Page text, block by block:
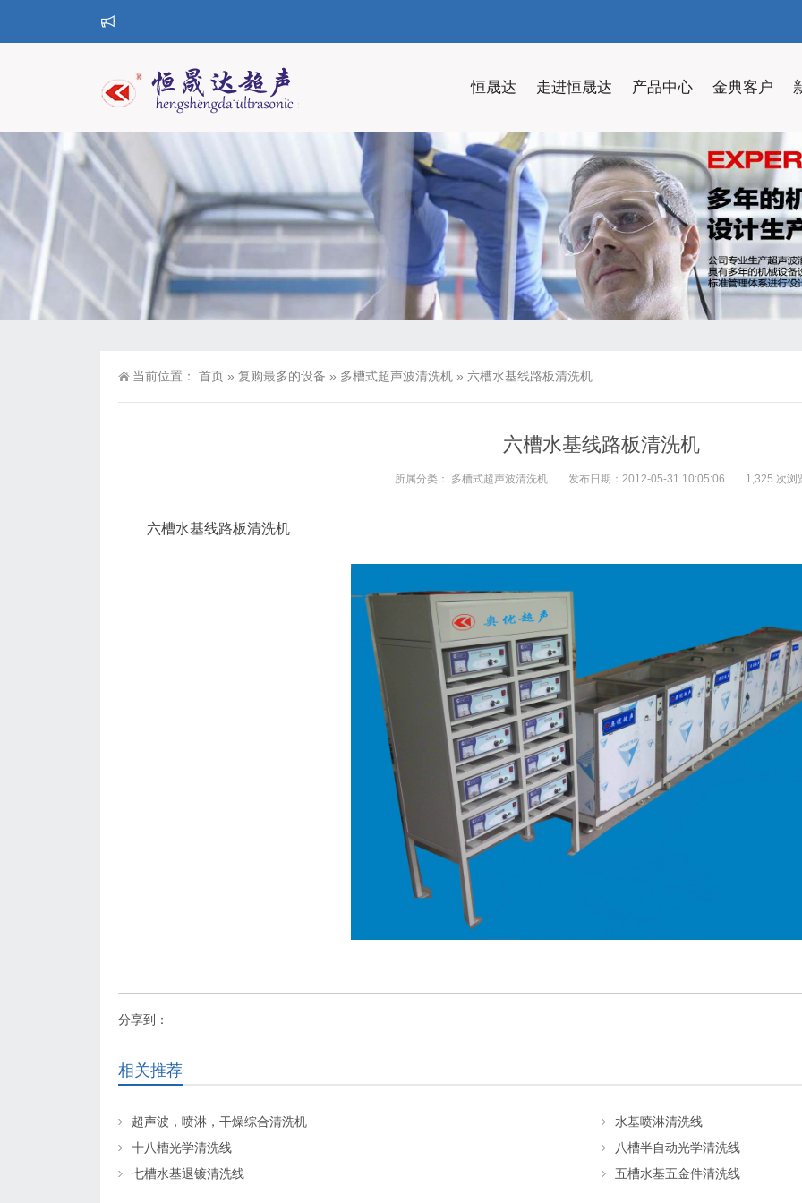
恒晟达 走进恒晟达 产品中心 金典客户
当前位置： 首页 » 复购最多的设备 » 多槽式超声波清洗机 » 六槽水基线路板清洗机
六槽水基线路板清洗机
所属分类： 多槽式超声波清洗机 发布日期：2012-05-31 10:05:06 1,325 次浏
六槽水基线路板清洗机
分享到：
相关推荐
超声波，喷淋，干燥综合清洗机
水基喷淋清洗线
十八槽光学清洗线
八槽半自动光学清洗线
七槽水基退镀清洗线
五槽水基五金件清洗线